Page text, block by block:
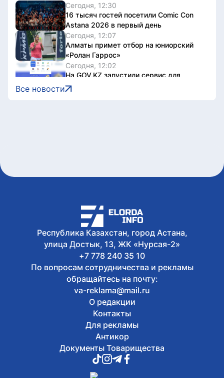
Сегодня, 12:30
16 тысяч гостей посетили Comic Con
Astana 2026 в первый день
Сегодня, 12:07
Алматы примет отбор на юниорский
«Ролан Гаррос»
Сегодня, 12:02
На GOV.KZ запустили сервис для
поиска избирательного участка
работы за полугодие
Сегодня, 11:35
Казахстанские гребцы завоевали 2
золота на чемпионате Азии в Японии
Все новости
Республика Казахстан, город Астана,
улица Достык, 13, ЖК «Нурсая-2»
+7 778 240 35 10
По вопросам сотрудничества и рекламы
обращайтесь на почту:
va-reklama@mail.ru
О редакции
Контакты
Для рекламы
Антикор
Документы Товарищества